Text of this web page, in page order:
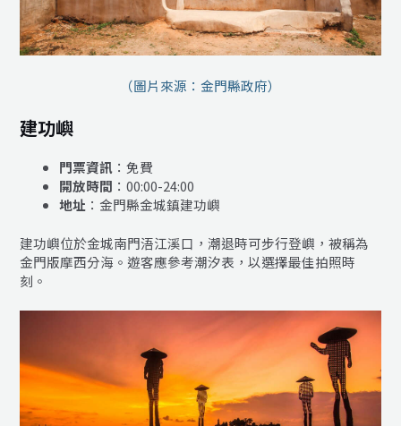
（圖片來源：金門縣政府）
建功嶼
門票資訊 ：免費
開放時間 ：00:00-24:00
地址 ：金門縣金城鎮建功嶼
建功嶼位於金城南門浯江溪口，潮退時可步行登嶼，被稱為
金門版摩西分海。遊客應參考潮汐表，以選擇最佳拍照時
刻。